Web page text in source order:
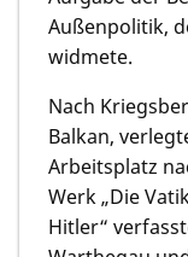
Außenpolitik,
widmete.
Nach
Balkan,
Arbeitsplatz
Werk „Die
Hitler“